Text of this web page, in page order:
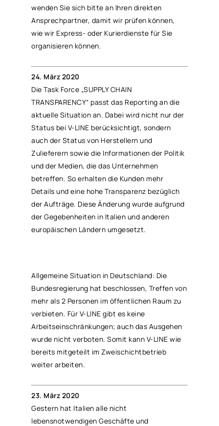
wenden Sie sich bitte an Ihren direkten
Ansprechpartner, damit wir prüfen können,
wie wir Express- oder Kurierdienste für Sie
organisieren können.
24. März 2020
Die Task Force „SUPPLY CHAIN
TRANSPARENCY“ passt das Reporting an die
aktuelle Situation an. Dabei wird nicht nur der
Status bei V-LINE berücksichtigt, sondern
auch der Status von Herstellern und
Zulieferern sowie die Informationen der Politik
und der Medien, die das Unternehmen
betreffen. So erhalten die Kunden mehr
Details und eine hohe Transparenz bezüglich
der Aufträge. Diese Änderung wurde aufgrund
der Gegebenheiten in Italien und anderen
europäischen Ländern umgesetzt.
Allgemeine Situation in Deutschland: Die
Bundesregierung hat beschlossen, Treffen von
mehr als 2 Personen im öffentlichen Raum zu
verbieten. Für V-LINE gibt es keine
Arbeitseinschränkungen; auch das Ausgehen
wurde nicht verboten. Somit kann V-LINE wie
bereits mitgeteilt im Zweischichtbetrieb
weiter arbeiten.
23. März 2020
Gestern hat Italien alle nicht
lebensnotwendigen Geschäfte und